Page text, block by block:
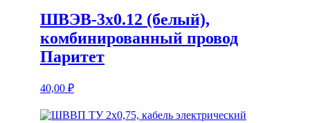
ШВЭВ-3х0.12 (белый),
комбинированный провод
Паритет
40,00 ₽